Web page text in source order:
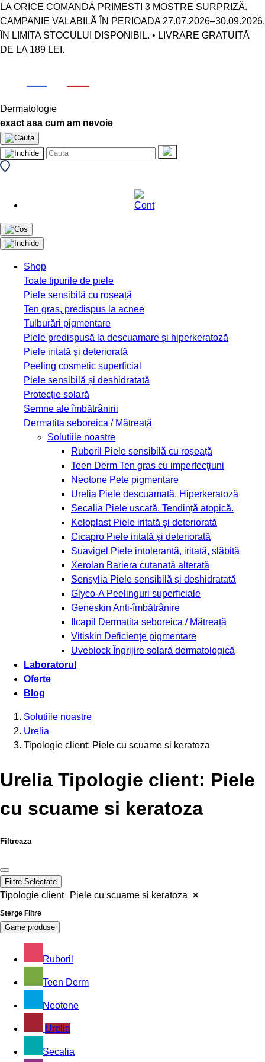
LA ORICE COMANDĂ PRIMEȘTI 3 MOSTRE SURPRIZĂ.
CAMPANIE VALABILĂ ÎN PERIOADA 27.07.2026–30.09.2026,
ÎN LIMITA STOCULUI DISPONIBIL. • LIVRARE GRATUITĂ
DE LA 189 LEI.
Dermatologie
exact asa cum am nevoie
Shop
Toate tipurile de piele
Piele sensibilă cu roșeață
Ten gras, predispus la acnee
Tulburări pigmentare
Piele predispusă la descuamare și hiperkeratoză
Piele iritată şi deteriorată
Peeling cosmetic superficial
Piele sensibilă și deshidratată
Protecție solară
Semne ale îmbătrânirii
Dermatita seboreica / Mătreață
Solutiile noastre
Ruboril
Piele sensibilă cu roșeață
Teen Derm Ten gras cu imperfecţiuni
Neotone Pete pigmentare
Urelia Piele descuamată. Hiperkeratoză
Secalia Piele uscată. Tendință atopică.
Keloplast Piele iritată şi deteriorată
Cicapro Piele iritată şi deteriorată
Suavigel Piele intolerantă, iritată, slăbită
Xerolan Bariera cutanată alterată
Sensylia Piele sensibilă și deshidratată
Glyco-A Peelinguri superficiale
Geneskin Anti-îmbătrânire
Ilcapil
Dermatita seboreica / Mătreață
Vitiskin Deficienţe pigmentare
Uveblock Îngrijire solară dermatologică
Laboratorul
Oferte
Blog
Solutiile noastre
Urelia
Tipologie client: Piele cu scuame si keratoza
Urelia Tipologie client: Piele
cu scuame si keratoza
Filtreaza
Filtre Selectate
Tipologie client Piele cu scuame si keratoza ×
Sterge Filtre
Game produse
Ruboril
Teen Derm
Neotone
Urelia
Secalia